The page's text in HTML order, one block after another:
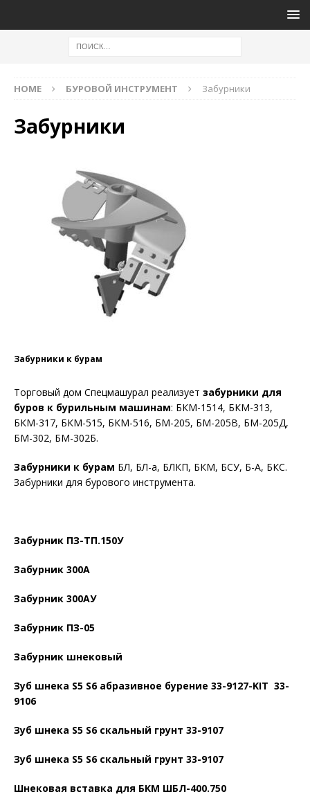
HOME БУРОВОЙ ИНСТРУМЕНТ Забурники
Забурники
Забурники к бурам
Торговый дом Спецмашурал реализует забурники для
буров к бурильным машинам: БКМ-1514, БКМ-313,
БКМ-317, БКМ-515, БКМ-516, БМ-205, БМ-205В, БМ-205Д,
БМ-302, БМ-302Б.
Забурники к бурам БЛ, БЛ-а, БЛКП, БКМ, БСУ, Б-А, БКС.
Забурники для бурового инструмента.
Забурник ПЗ-ТП.150У
Забурник 300А
Забурник 300АУ
Забурник ПЗ-05
Забурник шнековый
Зуб шнека S5 S6 абразивное бурение 33-9127-KIT 33-
9106
Зуб шнека S5 S6 скальный грунт 33-9107
Зуб шнека S5 S6 скальный грунт 33-9107
Шнековая вставка для БКМ ШБЛ-400.750